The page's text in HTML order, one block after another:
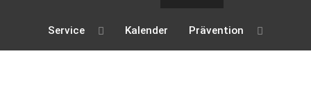
Service Kalender Prävention